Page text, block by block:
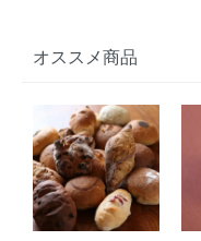
オススメ商品